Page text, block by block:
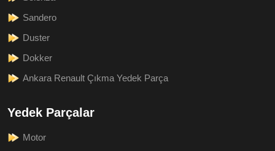
Sandero
Duster
Dokker
Ankara Renault Çıkma Yedek Parça
Yedek Parçalar
Motor